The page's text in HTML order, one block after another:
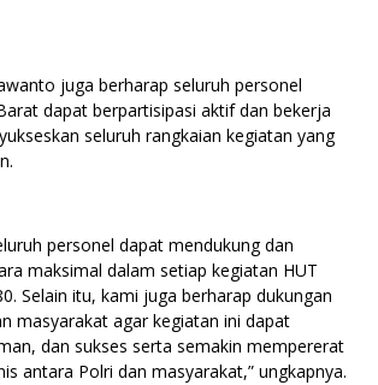
juga berharap seluruh personel
dapat berpartisipasi aktif dan bekerja
seluruh rangkaian kegiatan yang
personel dapat mendukung dan
maksimal dalam setiap kegiatan HUT
Selain itu, kami juga berharap dukungan
masyarakat agar kegiatan ini dapat
dan sukses serta semakin mempererat
antara Polri dan masyarakat,” ungkapnya.